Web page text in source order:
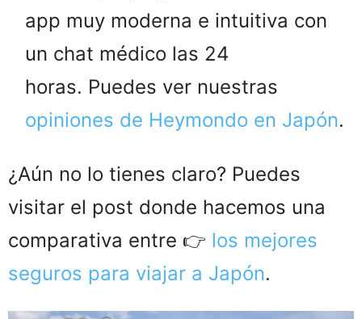
app muy moderna e intuitiva con
un chat médico las 24
horas. Puedes ver nuestras
opiniones de Heymondo en Japón.
¿Aún no lo tienes claro? Puedes
visitar el post donde hacemos una
comparativa entre 👉 los mejores
seguros para viajar a Japón.